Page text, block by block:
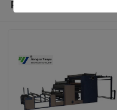
Rekomendasi Produk